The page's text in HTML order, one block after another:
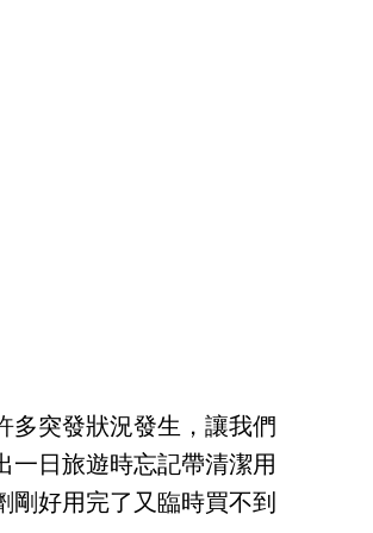
多突發狀況發生，讓我們
一日旅遊時忘記帶清潔用
剛好用完了又臨時買不到